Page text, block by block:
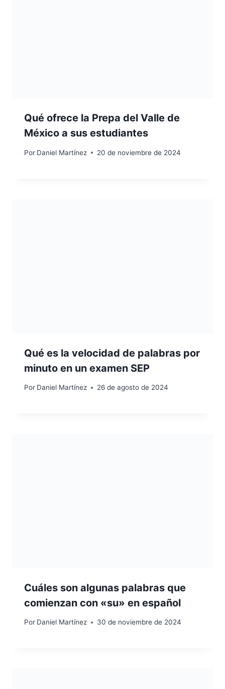
Qué ofrece la Prepa del Valle de
México a sus estudiantes
Por Daniel Martínez 20 de noviembre de 2024
Qué es la velocidad de palabras por
minuto en un examen SEP
Por Daniel Martínez 26 de agosto de 2024
Cuáles son algunas palabras que
comienzan con «su» en español
Por Daniel Martínez 30 de noviembre de 2024